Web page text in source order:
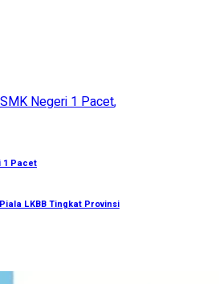
SMK Negeri 1 Pacet,
1 Pacet
LKBB Tingkat Provinsi